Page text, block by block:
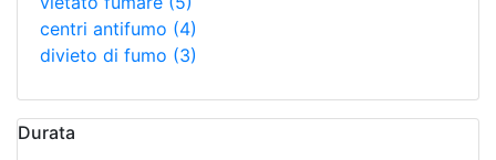
centri antifumo (4)
divieto di fumo (3)
Durata